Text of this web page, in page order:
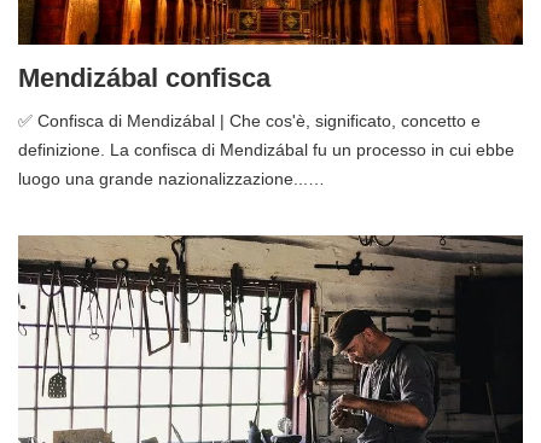
Mendizábal confisca
✅ Confisca di Mendizábal | Che cos'è, significato, concetto e
definizione. La confisca di Mendizábal fu un processo in cui ebbe
luogo una grande nazionalizzazione...…